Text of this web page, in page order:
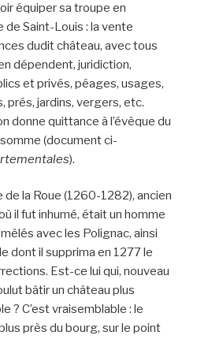
équiper sa troupe en
de Saint-Louis : la vente
dudit château, avec tous
dépendent, juridiction,
et privés, péages, usages,
prés, jardins, vergers, etc.
donne quittance à l’évêque du
(document ci-
).
la Roue (1260-1282), ancien
il fut inhumé, était un homme
avec les Polignac, ainsi
dont il supprima en 1277 le
Est-ce lui qui, nouveau
bâtir un château plus
? C’est vraisemblable : le
près du bourg, sur le point